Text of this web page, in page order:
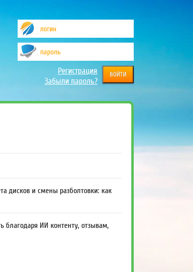
Регистрация
Забыли пароль?
дисков и смены разболтовки: как
благодаря ИИ контенту, отзывам,